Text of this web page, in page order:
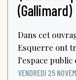
(Gallimard)
Dans cet
Esquerre ont
l’espace
VENDREDI 25